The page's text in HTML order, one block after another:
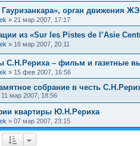
Гауризанкара», орган движения
» 21 мар 2007, 17:17
из «Sur les Pistes de l’Asie
» 16 мар 2007, 20:11
С.Н.Рериха – фильм и газетные
» 15 фев 2007, 16:56
собрание в честь
11 мар 2007, 18:56
квартиры Ю.Н.Рериха
» 07 мар 2007, 23:15